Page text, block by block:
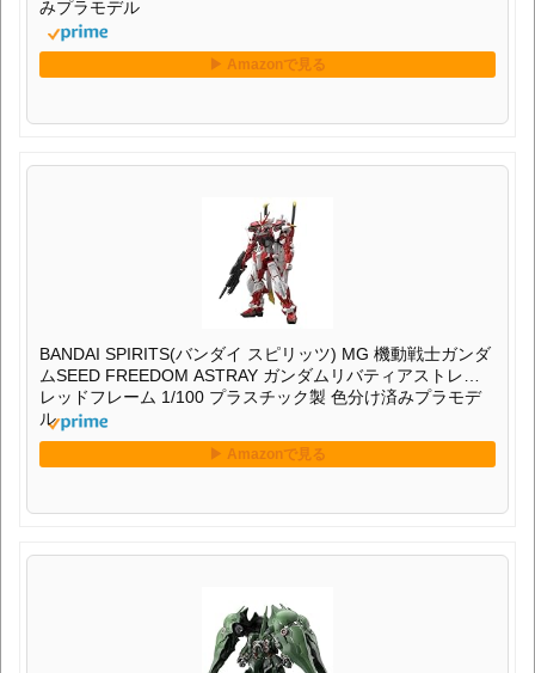
みプラモデル
BANDAI SPIRITS(バンダイ スピリッツ) MG 機動戦士ガンダ
ムSEED FREEDOM ASTRAY ガンダムリバティアストレイ
レッドフレーム 1/100 プラスチック製 色分け済みプラモデ
ル